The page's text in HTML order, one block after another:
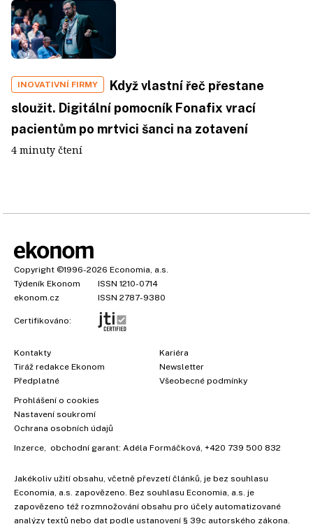
INOVATIVNÍ FIRMY
Když vlastní řeč přestane
sloužit. Digitální pomocník Fonafix vrací
pacientům po mrtvici šanci na zotavení
4 minuty čtení
Copyright ©1996-2026 Economia, a.s.
Týdeník Ekonom
ISSN 1210-0714
ekonom.cz
ISSN 2787-9380
Certifikováno:
Kontakty
Tiráž redakce Ekonom
Předplatné
Kariéra
Newsletter
Všeobecné podmínky
Prohlášení o cookies
Nastavení soukromí
Ochrana osobních údajů
Inzerce , obchodní garant: Adéla Formáčková +420 739 500 832
Jakékoliv užití obsahu, včetně převzetí článků, je bez souhlasu
Economia, a.s. zapovězeno. Bez souhlasu Economia, a.s. je
zapovězeno též rozmnožování obsahu pro účely automatizované
analýzy textů nebo dat podle ustanovení § 39c autorského zákona.